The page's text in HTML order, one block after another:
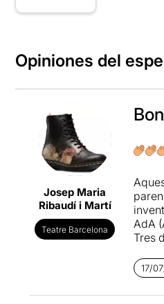
Opiniones del
Josep Maria
Ribaudí i Martí
Teatre Barcelona
AdA
Tres
17/